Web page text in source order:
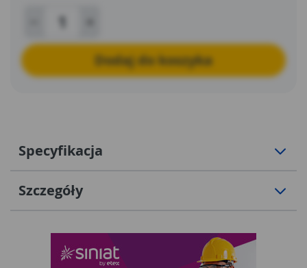
Dodaj do koszyka
Specyfikacja
Szczegóły